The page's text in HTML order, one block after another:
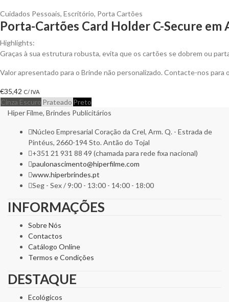
Cuidados Pessoais, Escritório, Porta Cartões
Porta-Cartões Card Holder C-Secure
Highlights:
Graças à sua estrutura robusta, evita que os cartões se dobrem ou
Valor apresentado para o Brinde não personalizado. Contacte-nos
€35,42 C/ IVA
Cinza Escuro Prateado Preto
Hiper Filme, Brindes Publicitários
Núcleo Empresarial Coração da Crel, Arm. Q. - Estrada de
Pintéus, 2660-194 Sto. Antão do Tojal
+351 21 931 88 49 (chamada para rede fixa nacional)
paulonascimento@hiperfilme.com
www.hiperbrindes.pt
Seg - Sex / 9:00 - 13:00 - 14:00 - 18:00
INFORMAÇÕES
Sobre Nós
Contactos
Catálogo Online
Termos e Condições
DESTAQUE
Ecológicos